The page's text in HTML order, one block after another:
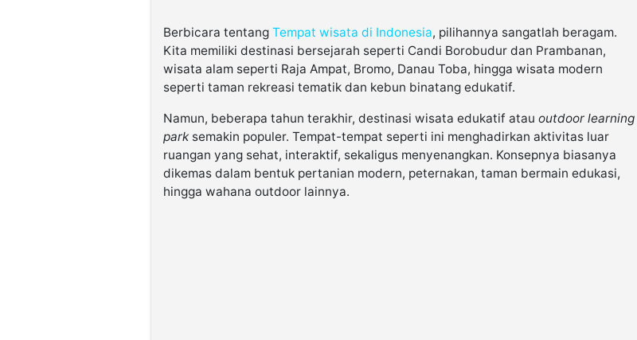
Berbicara tentang Tempat wisata di Indonesia, pilihannya sangatlah beragam.
Kita memiliki destinasi bersejarah seperti Candi Borobudur dan Prambanan,
wisata alam seperti Raja Ampat, Bromo, Danau Toba, hingga wisata modern
seperti taman rekreasi tematik dan kebun binatang edukatif.
Namun, beberapa tahun terakhir, destinasi wisata edukatif atau outdoor learning
parksemakin populer. Tempat-tempat seperti ini menghadirkan aktivitas luar
ruangan yang sehat, interaktif, sekaligus menyenangkan. Konsepnya biasanya
dikemas dalam bentuk pertanian modern, peternakan, taman bermain edukasi,
hingga wahana outdoor lainnya.